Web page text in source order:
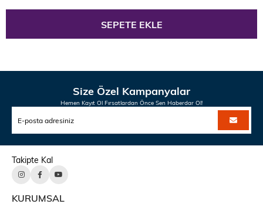
Size Özel Kampanyalar
Hemen Kayıt Ol Fırsatlardan Önce Sen Haberdar Ol!
Takipte Kal
KURUMSAL